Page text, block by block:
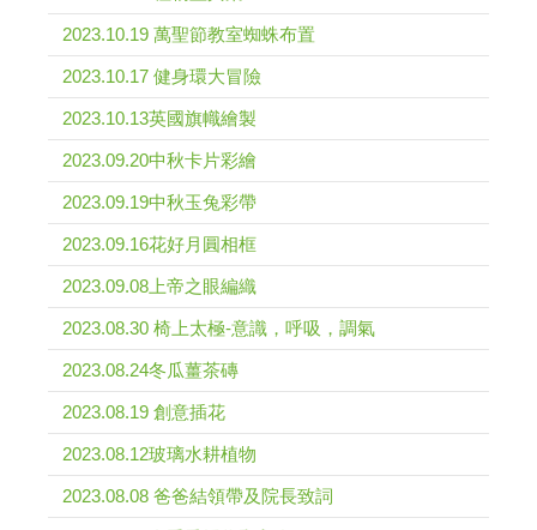
2023.10.19 萬聖節教室蜘蛛布置
2023.10.17 健身環大冒險
2023.10.13英國旗幟繪製
2023.09.20中秋卡片彩繪
2023.09.19中秋玉兔彩帶
2023.09.16花好月圓相框
2023.09.08上帝之眼編織
2023.08.30 椅上太極-意識，呼吸，調氣
2023.08.24冬瓜薑茶磚
2023.08.19 創意插花
2023.08.12玻璃水耕植物
2023.08.08 爸爸結領帶及院長致詞